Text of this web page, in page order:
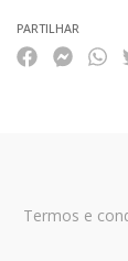
PARTILHAR
Termos e